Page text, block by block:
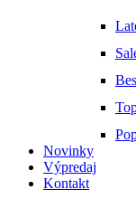
Novinky
Výpredaj
Kontakt